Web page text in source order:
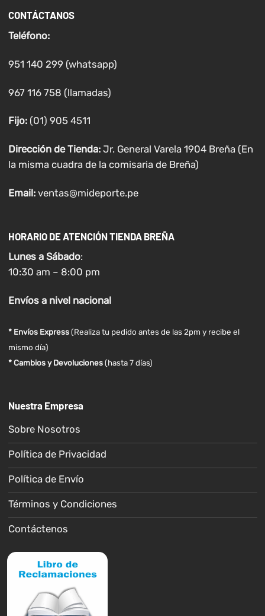
CONTÁCTANOS
Teléfono:
951 140 299 (whatsapp)
967 116 758 (llamadas)
Fijo:(01) 905 4511
Dirección de Tienda: Jr. General Varela 1904 Breña (En
la misma cuadra de la comisaria de Breña)
Email: ventas@mideporte.pe
HORARIO DE ATENCIÓN TIENDA BREÑA
Lunes a Sábado:
10:30 am – 8:00 pm
Envíosa nivel nacional
* Envíos Express(Realiza tu pedido antes de las 2pm y recibe el
mismo día)
* Cambios y Devoluciones (hasta 7 días)
Nuestra Empresa
Sobre Nosotros
Política de Privacidad
Política de Envío
Términos y Condiciones
Contáctenos